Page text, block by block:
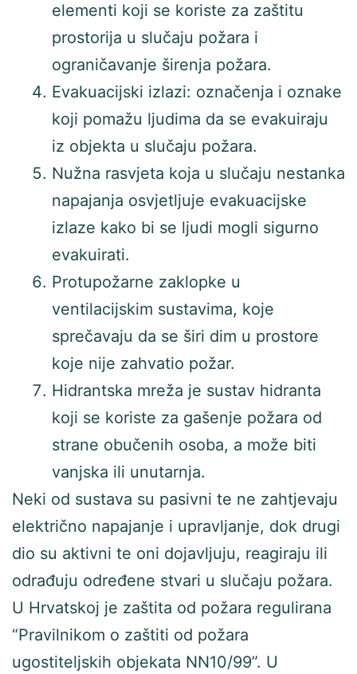
elementi koji se koriste za zaštitu
prostorija u slučaju požara i
ograničavanje širenja požara.
Evakuacijski izlazi: označenja i oznake
koji pomažu ljudima da se evakuiraju
iz objekta u slučaju požara.
Nužna rasvjeta koja u slučaju nestanka
napajanja osvjetljuje evakuacijske
izlaze kako bi se ljudi mogli sigurno
evakuirati.
Protupožarne zaklopke u
ventilacijskim sustavima, koje
sprečavaju da se širi dim u prostore
koje nije zahvatio požar.
Hidrantska mreža je sustav hidranta
koji se koriste za gašenje požara od
strane obučenih osoba, a može biti
vanjska ili unutarnja.
Neki od sustava su pasivni te ne zahtjevaju
električno napajanje i upravljanje, dok drugi
dio su aktivni te oni dojavljuju, reagiraju ili
odrađuju određene stvari u slučaju požara.
U Hrvatskoj je zaštita od požara regulirana
“Pravilnikom o zaštiti od požara
ugostiteljskih objekata NN10/99”. U